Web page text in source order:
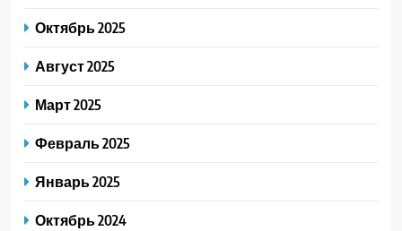
Октябрь 2025
Август 2025
Март 2025
Февраль 2025
Январь 2025
Октябрь 2024